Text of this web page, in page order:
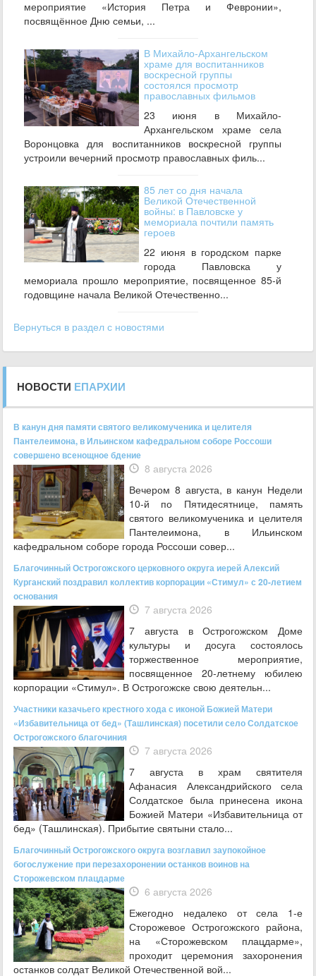
мероприятие «История Петра и Февронии»,
посвящённое Дню семьи, ...
В Михайло‑Архангельском
храме для воспитанников
воскресной группы
состоялся просмотр
православных фильмов
23 июня в Михайло-
Архангельском храме села
Воронцовка для воспитанников воскресной группы
устроили вечерний просмотр православных филь...
85 лет со дня начала
Великой Отечественной
войны: в Павловске у
мемориала почтили память
героев
22 июня в городском парке
города Павловска у
мемориала прошло мероприятие, посвященное 85‑й
годовщине начала Великой Отечественно...
Вернуться в раздел с новостями
НОВОСТИ ЕПАРХИИ
В канун дня памяти святого великомученика и целителя
Пантелеимона, в Ильинском кафедральном соборе Россоши
совершено всенощное бдение
8 августа 2026
Вечером 8 августа, в канун Недели
10-й по Пятидесятнице, память
святого великомученика и целителя
Пантелеимона, в Ильинском
кафедральном соборе города Россоши совер...
Благочинный Острогожского церковного округа иерей Алексий
Курганский поздравил коллектив корпорации «Стимул» с 20-летием
основания
7 августа 2026
7 августа в Острогожском Доме
культуры и досуга состоялось
торжественное мероприятие,
посвященное 20‑летнему юбилею
корпорации «Стимул». В Острогожске свою деятельн...
Участники казачьего крестного хода с иконой Божией Матери
«Избавительница от бед» (Ташлинская) посетили село Солдатское
Острогожского благочиния
7 августа 2026
7 августа в храм святителя
Афанасия Александрийского села
Солдатское была принесена икона
Божией Матери «Избавительница от
бед» (Ташлинская). Прибытие святыни стало...
Благочинный Острогожского округа возглавил заупокойное
богослужение при перезахоронении останков воинов на
Сторожевском плацдарме
6 августа 2026
Ежегодно недалеко от села 1-е
Сторожевое Острогожского района,
на «Сторожевском плацдарме»,
проходит церемония захоронения
останков солдат Великой Отечественной вой...